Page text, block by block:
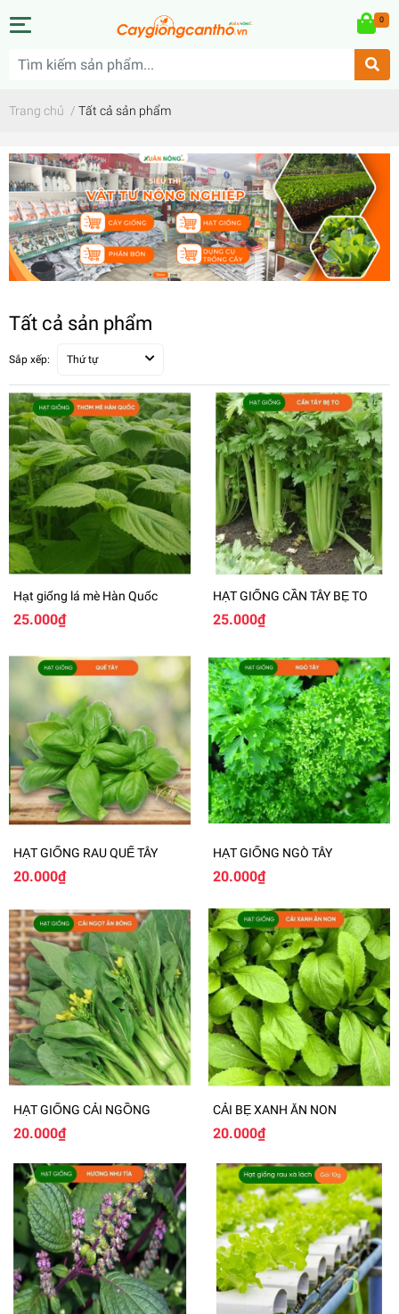
0
Trang chủ / Tất cả sản phẩm
Tất cả sản phẩm
Sắp xếp: Thứ tự
Hạt giống lá mè Hàn Quốc
25.000₫
HẠT GIỐNG CẦN TÂY BẸ TO
25.000₫
HẠT GIỐNG RAU QUẾ TÂY
20.000₫
HẠT GIỐNG NGÒ TÂY
20.000₫
HẠT GIỐNG CẢI NGỒNG
20.000₫
CẢI BẸ XANH ĂN NON
20.000₫